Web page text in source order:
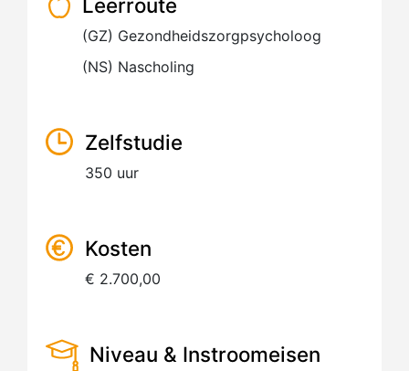
Leerroute
(GZ) Gezondheidszorgpsycholoog
(NS) Nascholing
Zelfstudie
350 uur
Kosten
€ 2.700,00
Niveau & Instroomeisen